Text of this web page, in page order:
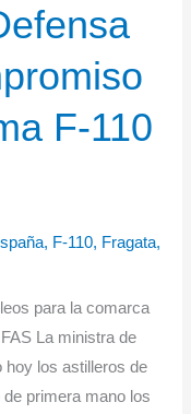
F-110
, F-110, Fragata,
para la comarca
La ministra de
hoy los astilleros de
primera mano los